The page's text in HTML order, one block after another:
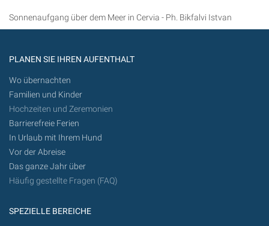
Sonnenaufgang über dem Meer in Cervia - Ph. Bikfalvi Istvan
PLANEN SIE IHREN AUFENTHALT
Wo übernachten
Familien und Kinder
Hochzeiten und Zeremonien
Barrierefreie Ferien
In Urlaub mit Ihrem Hund
Vor der Abreise
Das ganze Jahr über
Häufig gestellte Fragen (FAQ)
SPEZIELLE BEREICHE